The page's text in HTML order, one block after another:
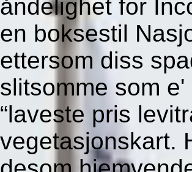
åndelighet for
en boksestil
ettersom diss
slitsomme som
“laveste pris
vegetasjonskart.